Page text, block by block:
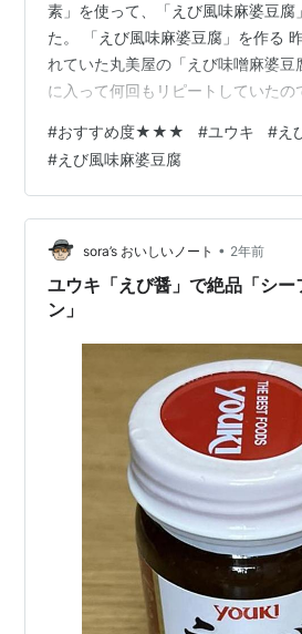
素」を使って、「えび風味麻婆豆腐
た。 「えび風味麻婆豆腐」を作る
れていた丸美屋の「えび味噌麻婆豆
に入って何回もリピートしていたの
麻婆豆腐の組み合わせが忘れられな
ユウキ食品の「えび醤」を普通の麻
して、「えび風味麻婆豆腐」を作っ
す。 今回はトップバリューの「麻
います。こちらは3人前の「具入り
粉」が2セット入ったお得感のある
#おすすめ度★★★ #ユウキ #え
#えび風味麻婆豆腐
sora’s おいしいノート • 2年前
ユウキ「えび醤」で絶品「シー
ン」